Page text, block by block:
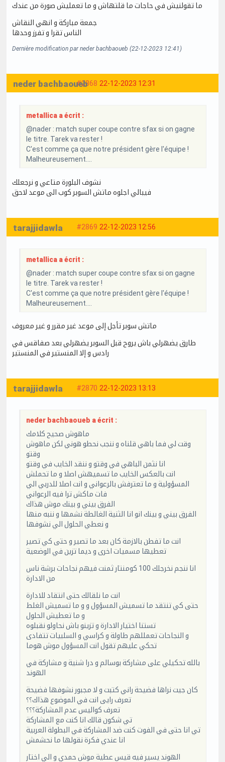
ما تقولنيش في حاجات ما قلتهاش و ما تعمليش صورة من عندك
جمعة مباركة و انهي النقاش
الناس تقرا و تفرز وحدها
Dernière modification par neder bachbaoueb (22-12-2023 12:41)
#2868 22-12-2023 12:31
neder bachbaoueb
metallica a écrit :
@nader : match super coupe contre sfax si on gagne
le titre. Tarek va rester !
C'est comme ça que notre président gère l'équipe !
Malheureusement....
نشوف البلورة متاعي و نرجعلك
فيبالي اجلوه ماتش السوبر كوب الى موعد لاحق
#2869 22-12-2023 12:56
tarajjidawla
metallica a écrit :
@nader : match super coupe contre sfax si on gagne
le titre. Tarek va rester !
C'est comme ça que notre président gère l'équipe !
Malheureusement....
ماتش سوبر تأجل إلى موعد غير مقرر و غير معروف
طارق يضهرلي باش يروح قبل السوبر يضهرلي بعد صفاقس في
رادس و إلا المنستير في المنستير
#2870 22-12-2023 13:13
tarajjidawla
neder bachbaoueb a écrit :
ماهوش صحيح كلامك
وقت لي فما باهي قلناه و ننجب نحطو هوني لكن ماهوش
وقتو
انا نثمن الباهي في وقتو و ننقد الخايب في وقتو
انت بالعكس الخايب ما تسميهش اصلا و ما تحملش
المسؤولية و ما تعترفش بالرعواني و انت اصلا للدربي الي
فات ماكش ترا فيه الرعواني
الفرق بيني و بينك موش هذاك
الفرق بيني و بينك انو انا الثنية الغالطة نشمها و ننبه منها
و نعطي الحلول الي نشوفها
انت ما تفطن بالازمة كان بعد ما تصير و حتى كي تصير
تعطيها مسميات اخرى و ديما تزين في الوضعية
انا ننجم نخرجلك 100 كومنتار ثمنت فيهم نجاحات برشة ناس
من الادارة
انت ما نلقالك حتى انتقاد للادارة
حتى كي تنتقد ما تسميش المسؤول و و ما تسميش الغلط
و ما تعطيش الحلول
تستنا اختيار الادارة و تزينو باش نحاولو نقبلوه
و النجاحات تعمللهم طاولة و كراسي و السلبيات تتفادى
تحكي عليهم تقول انت المسؤول موش هوما
بالله تحكيلي على مشاركة بوسالم و درا شنية و مشاركة في
الهوند
كان جيت نراها فضيحة راني كتبت و لا مجبور نشوفها فضيحة
تعرف رايى انت في الموضوع هذاك؟؟
تعرف كواليس عدم المشاركة؟؟؟
تي شكون قالك انا كنت مع المشاركة
تي انا حتى في الفوت كنت ضد المشاركة في البطولة العربية
انا عندي فكرة نقولها ما نحشمش
الهوند يسير فيه قيس عطية موش حمدي و الي اختار